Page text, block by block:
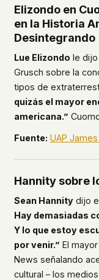
Elizondo en
en la Historia
Desintegrando
Lue Elizondo le dijo
Grusch sobre la
tipos de
quizás el mayor
americana.”
Fuente: UAP
Hannity sobre
Sean Hannitydijo
Hay demasiadas
Y lo que estoy
por venir.” El
News señalando
cultural – los